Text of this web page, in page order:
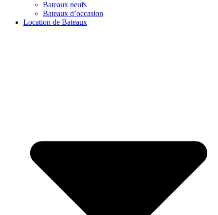
Bateaux neufs
Bateaux d’occasion
Location de Bateaux